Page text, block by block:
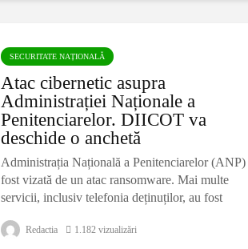
SECURITATE NAȚIONALĂ
Atac cibernetic asupra
Administrației Naționale a
Penitenciarelor. DIICOT va
deschide o anchetă
Administrația Națională a Penitenciarelor (ANP)
fost vizată de un atac ransomware. Mai multe
servicii, inclusiv telefonia deținuților, au fost
Naţională a
Redactia 1.182 vizualizări